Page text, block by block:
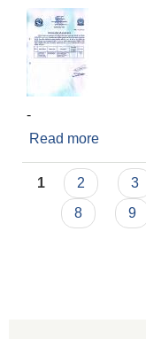
-
Read more
Pages
1 2 3
8
9